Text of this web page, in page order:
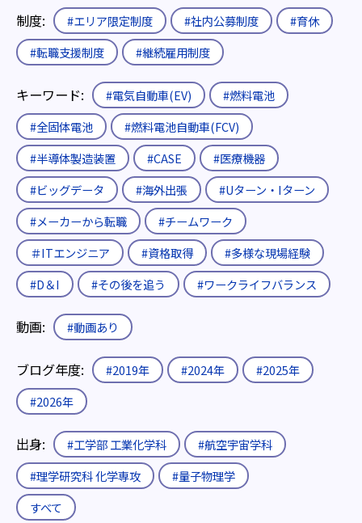
制度: #エリア限定制度 #社内公募制度
#育休
#転職支援制度
#継続雇用制度
キーワード: #電気自動車(EV)
#燃料電池
#全固体電池
#燃料電池自動車(FCV)
#半導体製造装置
#CASE
#医療機器
#ビッグデータ
#海外出張
#Uターン・Iターン
#メーカーから転職
#チームワーク
＃ITエンジニア
#資格取得
#多様な現場経験
#D＆I
#その後を追う #ワークライフバランス
動画: #動画あり
ブログ年度: #2019年 #2024年
#2025年
#2026年
出身: #工学部 工業化学科
#航空宇宙学科
#理学研究科 化学専攻
#量子物理学
すべて